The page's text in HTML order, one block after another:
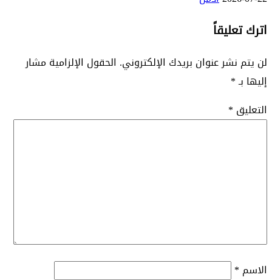
اترك تعليقاً
لن يتم نشر عنوان بريدك الإلكتروني. الحقول الإلزامية مشار
إليها بـ*
التعليق *
الاسم *